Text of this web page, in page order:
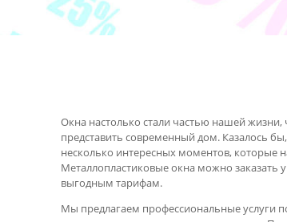
Окна настолько стали частью нашей
представить современный дом. Казалось
несколько интересных моментов, которые
Металлопластиковые окна можно заказать у
выгодным тарифам.
Мы предлагаем профессиональные услуги